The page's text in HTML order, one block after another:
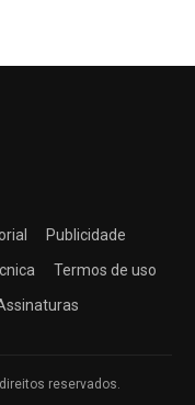
Publicidade
Termos de uso
reservados.